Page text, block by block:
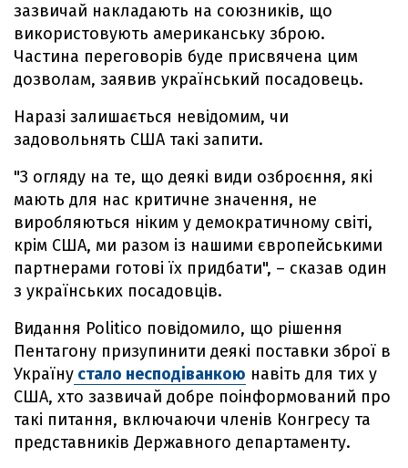
зазвичай накладають на союзників, що
використовують американську зброю.
Частина переговорів буде присвячена цим
дозволам, заявив український посадовець.
Наразі залишається невідомим, чи
задовольнять США такі запити.
"З огляду на те, що деякі види озброєння, які
мають для нас критичне значення, не
виробляються ніким у демократичному світі,
крім США, ми разом із нашими європейськими
партнерами готові їх придбати", – сказав один
з українських посадовців.
Видання Politico повідомило, що рішення
Пентагону призупинити деякі поставки зброї в
Україну стало несподіванкою навіть для тих у
США, хто зазвичай добре поінформований про
такі питання, включаючи членів Конгресу та
представників Державного департаменту.